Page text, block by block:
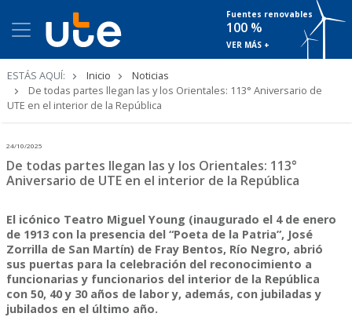
Fuentes renovables
100 %
VER MÁS +
ESTÁS AQUÍ: Inicio
Noticias
De todas partes llegan las y los Orientales: 113° Aniversario de
UTE en el interior de la República
24/10/2025
De todas partes llegan las y los Orientales: 113°
Aniversario de UTE en el interior de la República
El icónico Teatro Miguel Young (inaugurado el 4 de enero
de 1913 con la presencia del “Poeta de la Patria”, José
Zorrilla de San Martín) de Fray Bentos, Río Negro, abrió
sus puertas para la celebración del reconocimiento a
funcionarias y funcionarios del interior de la República
con 50, 40 y 30 años de labor y, además, con jubiladas y
jubilados en el último año.